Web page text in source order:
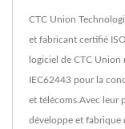
CTC Union
et fabricant certifié
logiciel de CTC Union
IEC62443 pour la
et télécoms.Avec leur
développe et fabrique